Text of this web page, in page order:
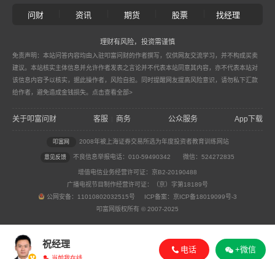
祝经理
+微信
电话
问财 资讯 期货 股票 找经理
理财有风险，投资需谨慎
免责声明：本站问答内容均由入驻叩富问财的作者撰写，仅供网友交流学习，并不构成买卖
建议。本站核实主体信息并允许作者发表之言论并不代表本站同意其内容，亦不代表本站对
该信息内容予以核实，据此操作者，风险自担。同时提醒网友提高风险意识，请勿私下汇款
给作者，避免造成金钱损失。 点击查看全部>
关于叩富问财 客服 商务 公众服务 App下载
叩富网 2008年被上海证券交易所选为年度投资者教育训练网站
意见反馈 不良信息举报电话：010-59490342 微信：524272835
增值电信业务经营许可证：京B2-20190488
广播电视节目制作经营许可证：（京）字第18189号
公网安备：11010802032515号 ICP备案：京ICP备18019099号-3
叩富网版权所有 © 2007-2025